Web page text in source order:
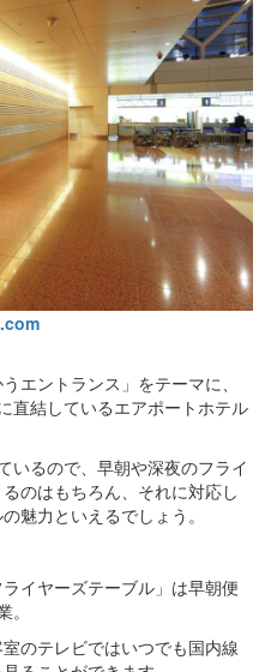
エントランス」をテーマに、
直結しているエアポートホテル
いるので、早朝や深夜のフライ
のはもちろん、それに対応し
魅力といえるでしょう。
イヤーズテーブル」は早朝便
のテレビではいつでも国内線